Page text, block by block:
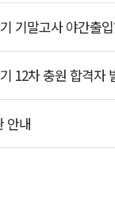
기말고사 야간
12차 충원 합격자
안내